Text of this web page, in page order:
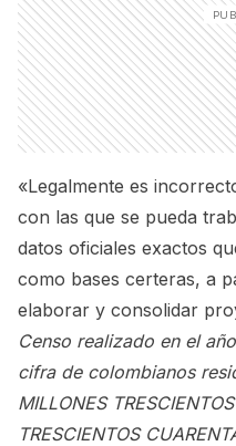
«Legalmente es
con las que se pueda
datos oficiales exactos
como bases certeras, a
elaborar y consolidar
Censo realizado en el
cifra de colombianos
MILLONES
TRESCIENTOS